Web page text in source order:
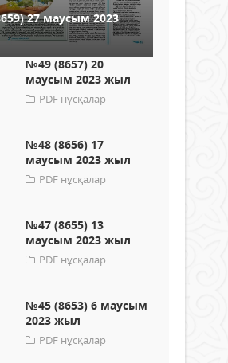
27 маусым 2023
№49 (8657) 20
маусым 2023 жыл
PDF нұсқалар
№48 (8656) 17
маусым 2023 жыл
PDF нұсқалар
№47 (8655) 13
маусым 2023 жыл
PDF нұсқалар
№45 (8653) 6 маусым
2023 жыл
PDF нұсқалар